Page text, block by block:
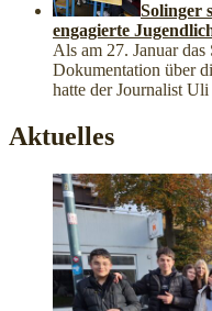
Solinger
engagierte
Als am 27. Januar
Dokumentation über
hatte der Journalist Uli
Aktuelles